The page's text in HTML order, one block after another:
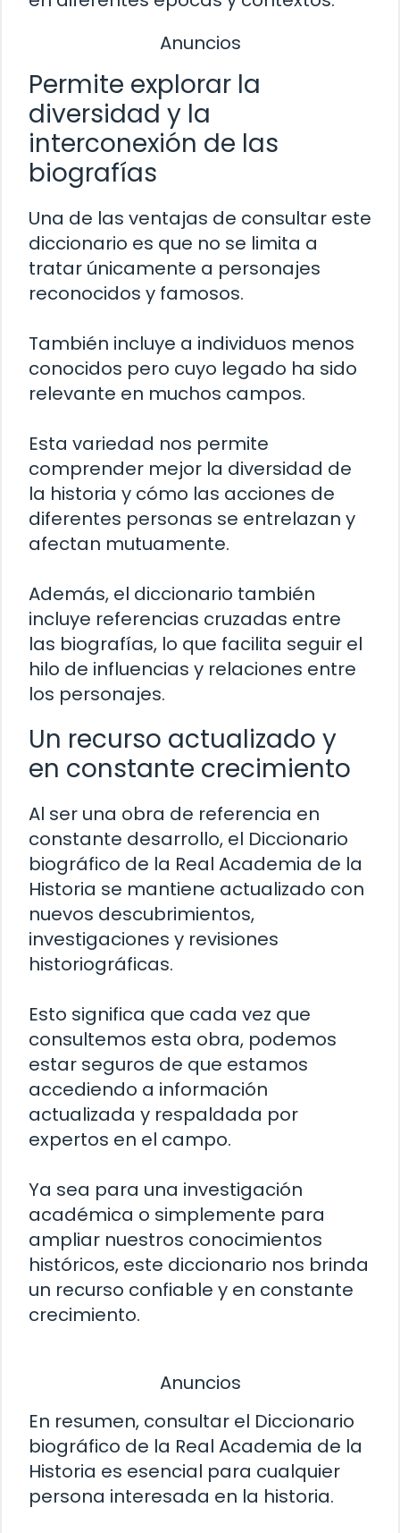
Anuncios
Permite explorar la
diversidad y la
interconexión de las
biografías
Una de las ventajas de consultar este
diccionario es que no se limita a
tratar únicamente a personajes
reconocidos y famosos.
También incluye a individuos menos
conocidos pero cuyo legado ha sido
relevante en muchos campos.
Esta variedad nos permite
comprender mejor la diversidad de
la historia y cómo las acciones de
diferentes personas se entrelazan y
afectan mutuamente.
Además, el diccionario también
incluye referencias cruzadas entre
las biografías, lo que facilita seguir el
hilo de influencias y relaciones entre
los personajes.
Un recurso actualizado y
en constante crecimiento
Al ser una obra de referencia en
constante desarrollo, el Diccionario
biográfico de la Real Academia de la
Historia se mantiene actualizado con
nuevos descubrimientos,
investigaciones y revisiones
historiográficas.
Esto significa que cada vez que
consultemos esta obra, podemos
estar seguros de que estamos
accediendo a información
actualizada y respaldada por
expertos en el campo.
Ya sea para una investigación
académica o simplemente para
ampliar nuestros conocimientos
históricos, este diccionario nos brinda
un recurso confiable y en constante
crecimiento.
Anuncios
En resumen, consultar el Diccionario
biográfico de la Real Academia de la
Historia es esencial para cualquier
persona interesada en la historia.